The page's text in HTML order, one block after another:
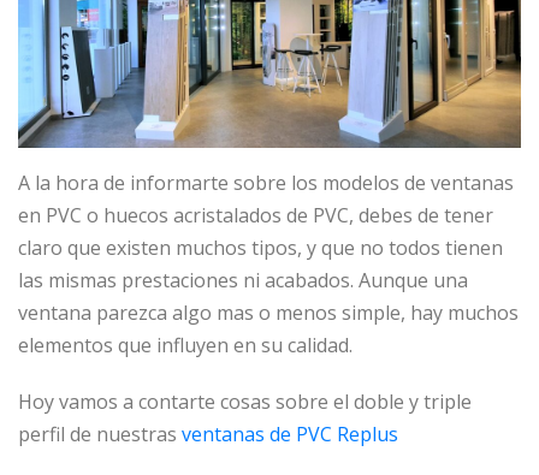
A la hora de informarte sobre los modelos de ventanas
en PVC o huecos acristalados de PVC, debes de tener
claro que existen muchos tipos, y que no todos tienen
las mismas prestaciones ni acabados. Aunque una
ventana parezca algo mas o menos simple, hay muchos
elementos que influyen en su calidad.
Hoy vamos a contarte cosas sobre el doble y triple
perfil de nuestras ventanas de PVC Replus